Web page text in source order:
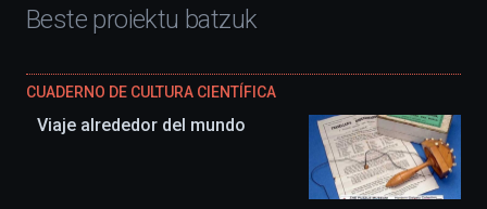
Beste proiektu batzuk
CUADERNO DE CULTURA CIENTÍFICA
Viaje alrededor del mundo